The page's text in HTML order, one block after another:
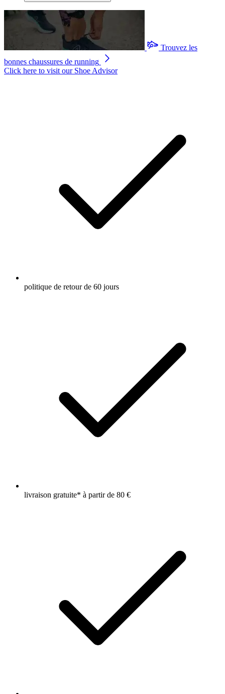
Trouvez les
bonnes chaussures de running
Click here to visit our Shoe Advisor
politique de retour de 60 jours
livraison gratuite* à partir de 80 €